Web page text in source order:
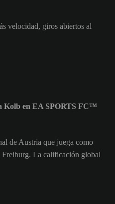
velocidad, giros abiertos al
Kolb en EA SPORTS FC™
de Austria que juega como
La calificación global